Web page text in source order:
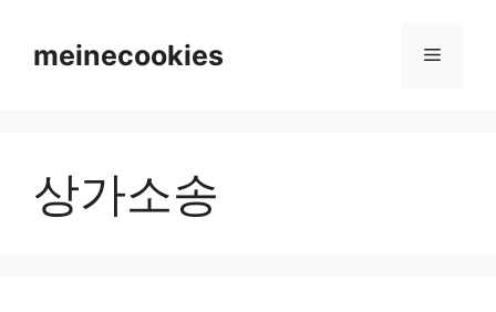
meinecookies 메
상가소송